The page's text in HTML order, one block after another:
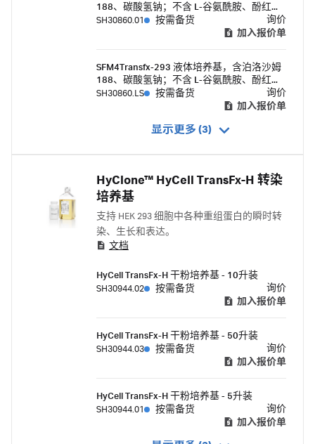
188、碳酸氢钠；不含 L-谷氨酰胺、酚红、
羟乙基哌嗪乙磺酸 (HEPES) - 500 mL
SH30860.01 按需备货
询价
加入报价单
SFM4Transfx-293 液体培养基，含泊洛沙姆
188、碳酸氢钠；不含 L-谷氨酰胺、酚红、
羟乙基哌嗪乙磺酸 (HEPES) - 6 x 1000 mL
SH30860.LS 按需备货
询价
加入报价单
显示更多 (3)
HyClone™ HyCell TransFx-H 转染
培养基
支持 HEK 293 细胞中各种重组蛋白的瞬时转
染、生长和表达。
文档
HyCell TransFx-H 干粉培养基 - 10升装
SH30944.02
按需备货
询价
加入报价单
HyCell TransFx-H 干粉培养基 - 50升装
SH30944.03
按需备货
询价
加入报价单
HyCell TransFx-H 干粉培养基 - 5升装
SH30944.01
按需备货
询价
加入报价单